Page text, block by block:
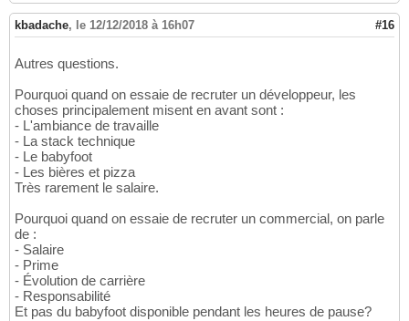
kbadache, le 12/12/2018 à 16h07 #16
Autres questions.
Pourquoi quand on essaie de recruter un développeur, les
choses principalement misent en avant sont :
- L'ambiance de travaille
- La stack technique
- Le babyfoot
- Les bières et pizza
Très rarement le salaire.
Pourquoi quand on essaie de recruter un commercial, on parle
de :
- Salaire
- Prime
- Évolution de carrière
- Responsabilité
Et pas du babyfoot disponible pendant les heures de pause?